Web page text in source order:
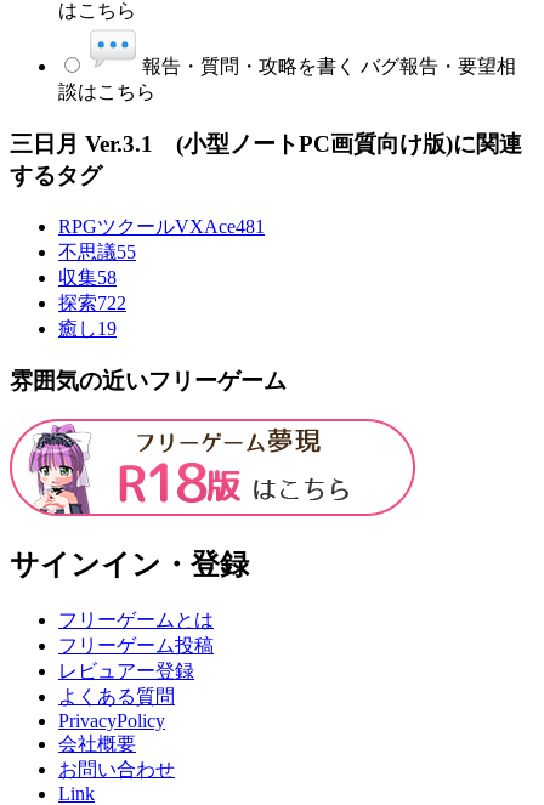
はこちら
報告・質問・攻略を書く バグ報告・要望相
談はこちら
三日月 Ver.3.1 (小型ノートPC画質向け版)に関連
するタグ
RPGツクールVXAce481
不思議55
収集58
探索722
癒し19
雰囲気の近いフリーゲーム
サインイン・登録
フリーゲームとは
フリーゲーム投稿
レビュアー登録
よくある質問
PrivacyPolicy
会社概要
お問い合わせ
Link